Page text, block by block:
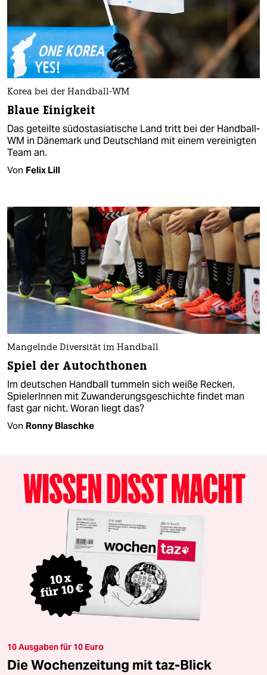
Korea bei der Handball-WM
Blaue Einigkeit
Das geteilte südostasiatische Land tritt bei der Handball-
WM in Dänemark und Deutschland mit einem vereinigten
Team an.
Von Felix Lill
Mangelnde Diversität im Handball
Spiel der Autochthonen
Im deutschen Handball tummeln sich weiße Recken.
SpielerInnen mit Zuwanderungsgeschichte findet man
fast gar nicht. Woran liegt das?
Von Ronny Blaschke
10 Ausgaben für 10 Euro
Die Wochenzeitung mit taz-Blick